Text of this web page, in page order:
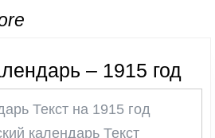
– 1915 год
Текст на 1915 год
календарь Текст